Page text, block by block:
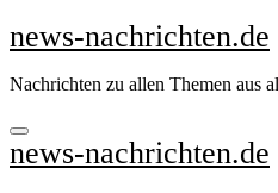
news-nachrichten.de
Nachrichten zu allen Themen aus
news-nachrichten.de